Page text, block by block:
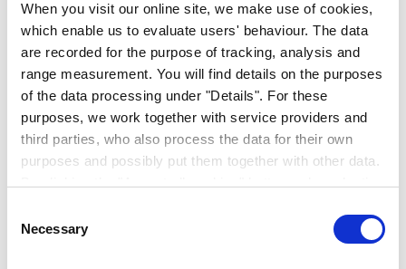
When you visit our online site, we make use of cookies,
which enable us to evaluate users' behaviour. The data
are recorded for the purpose of tracking, analysis and
range measurement. You will find details on the purposes
of the data processing under "Details". For these
purposes, we work together with service providers and
third parties, who also process the data for their own
purposes and possibly put them together with other data.
consent to the processing of your data for the purposes
in question. It is voluntary, is not necessary in order to
Selection
Necessary
ofrecemos a nuestros empleados una
interesante gama de servicios y, según la
ubicación, una multitud de ventajas. Conozca
sus ventajas aquí:
Nuestros servicios y beneficios
¿Familia y trabajo? ¡No hay problema!